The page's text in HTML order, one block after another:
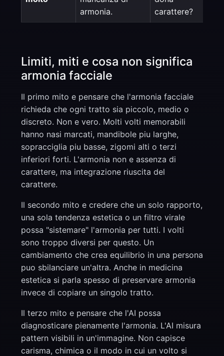
armonia.
carattere?
Limiti, miti e cosa non significa
armonia facciale
Il primo mito e pensare che l'armonia facciale
richieda che ogni tratto sia piccolo, medio o
discreto. Non e vero. Molti volti memorabili
hanno nasi marcati, mandibole piu larghe,
sopracciglia piu basse, zigomi alti o terzi
inferiori forti. L'armonia non e assenza di
carattere, ma integrazione riuscita del
carattere.
Il secondo mito e credere che un solo rapporto,
una sola tendenza estetica o un filtro virale
possa "sistemare" l'armonia per tutti. I volti
sono troppo diversi per questo. Un
cambiamento che crea equilibrio in una persona
puo sbilanciare un'altra. Anche in medicina
estetica si parla spesso di preservare armonia
invece di copiare un singolo tratto.
Il terzo mito e pensare che l'AI possa
diagnosticare pienamente l'armonia. L'AI misura
pattern visibili in un'immagine. Non capisce
carisma, chimica o il modo in cui un volto si